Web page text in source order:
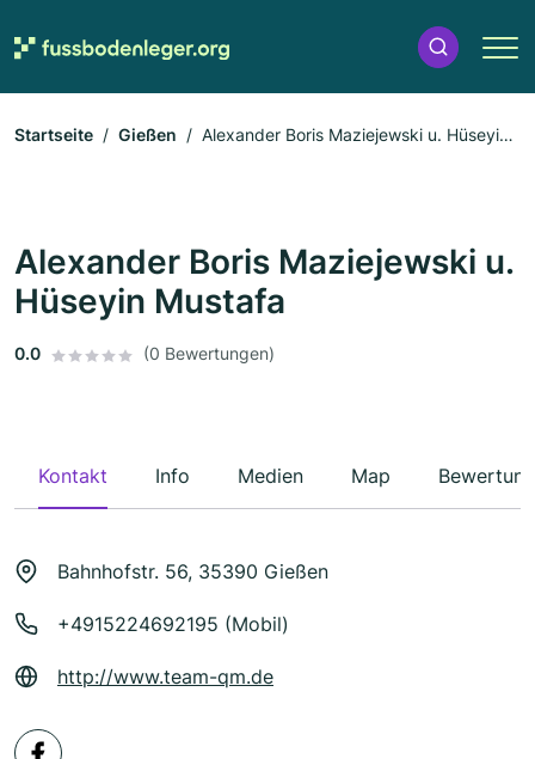
Startseite Gießen
Alexander Boris Maziejewski u. Hüseyin
Alexander Boris Maziejewski u.
Hüseyin Mustafa
0.0 (0 Bewertungen)
Kontakt Info Medien Map
Bahnhofstr. 56, 35390 Gießen
+4915224692195 (Mobil)
http://www.team-qm.de